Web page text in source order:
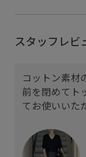
スタッフレビ
コットン素材
前を閉めてト
てお使いいた